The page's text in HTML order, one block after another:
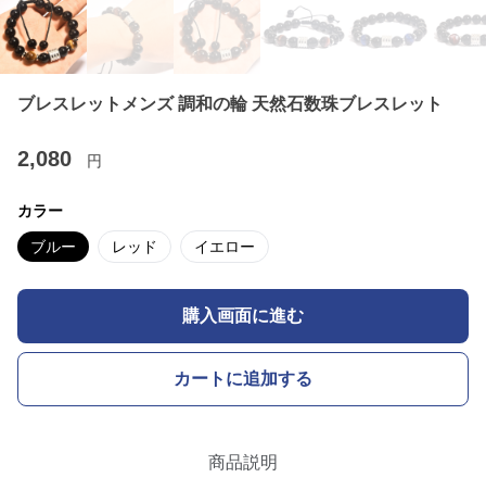
ブレスレットメンズ 調和の輪 天然石数珠ブレスレット
2,080 円
カラー
ブルー レッド イエロー
購入画面に進む
カートに追加する
商品説明